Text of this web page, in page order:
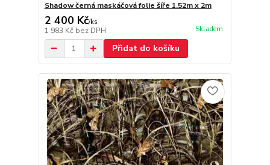
Shadow černá maskáčová folie šíře 1.52m x 2m
2 400 Kč/ks
1 983 Kč bez DPH Skladem
Přidat do košíku